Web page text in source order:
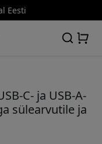
Eesti
C- ja USB-A-
sülearvutile ja